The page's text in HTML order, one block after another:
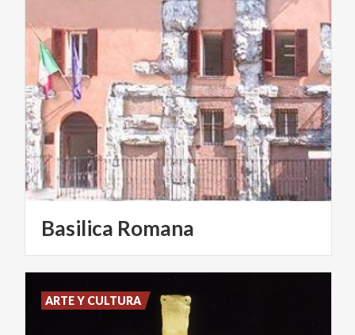
Basilica Romana
ARTE Y CULTURA